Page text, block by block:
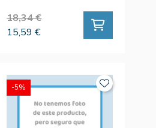
18,34 €
15,59 €
-5%